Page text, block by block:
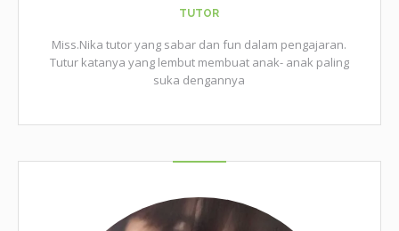
TUTOR
Miss.Nika tutor yang sabar dan fun dalam pengajaran.
Tutur katanya yang lembut membuat anak- anak paling
suka dengannya